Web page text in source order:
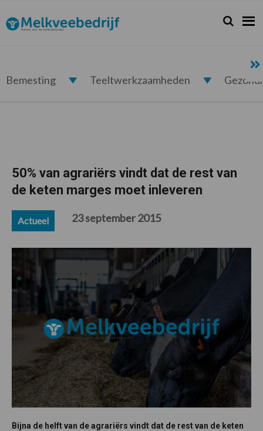
de
hoofdnavigatie
de
hoofd
de
eerste
de
voettekst
Melkveebedrijf.nl Zoeken...
Zoek
Bemesting Teeltwerkzaamheden
50% van agrariërs vindt dat de rest van
de keten marges moet inleveren
Actueel 23 september 2015
Bijna de helft van de agrariërs vindt dat de rest van de keten